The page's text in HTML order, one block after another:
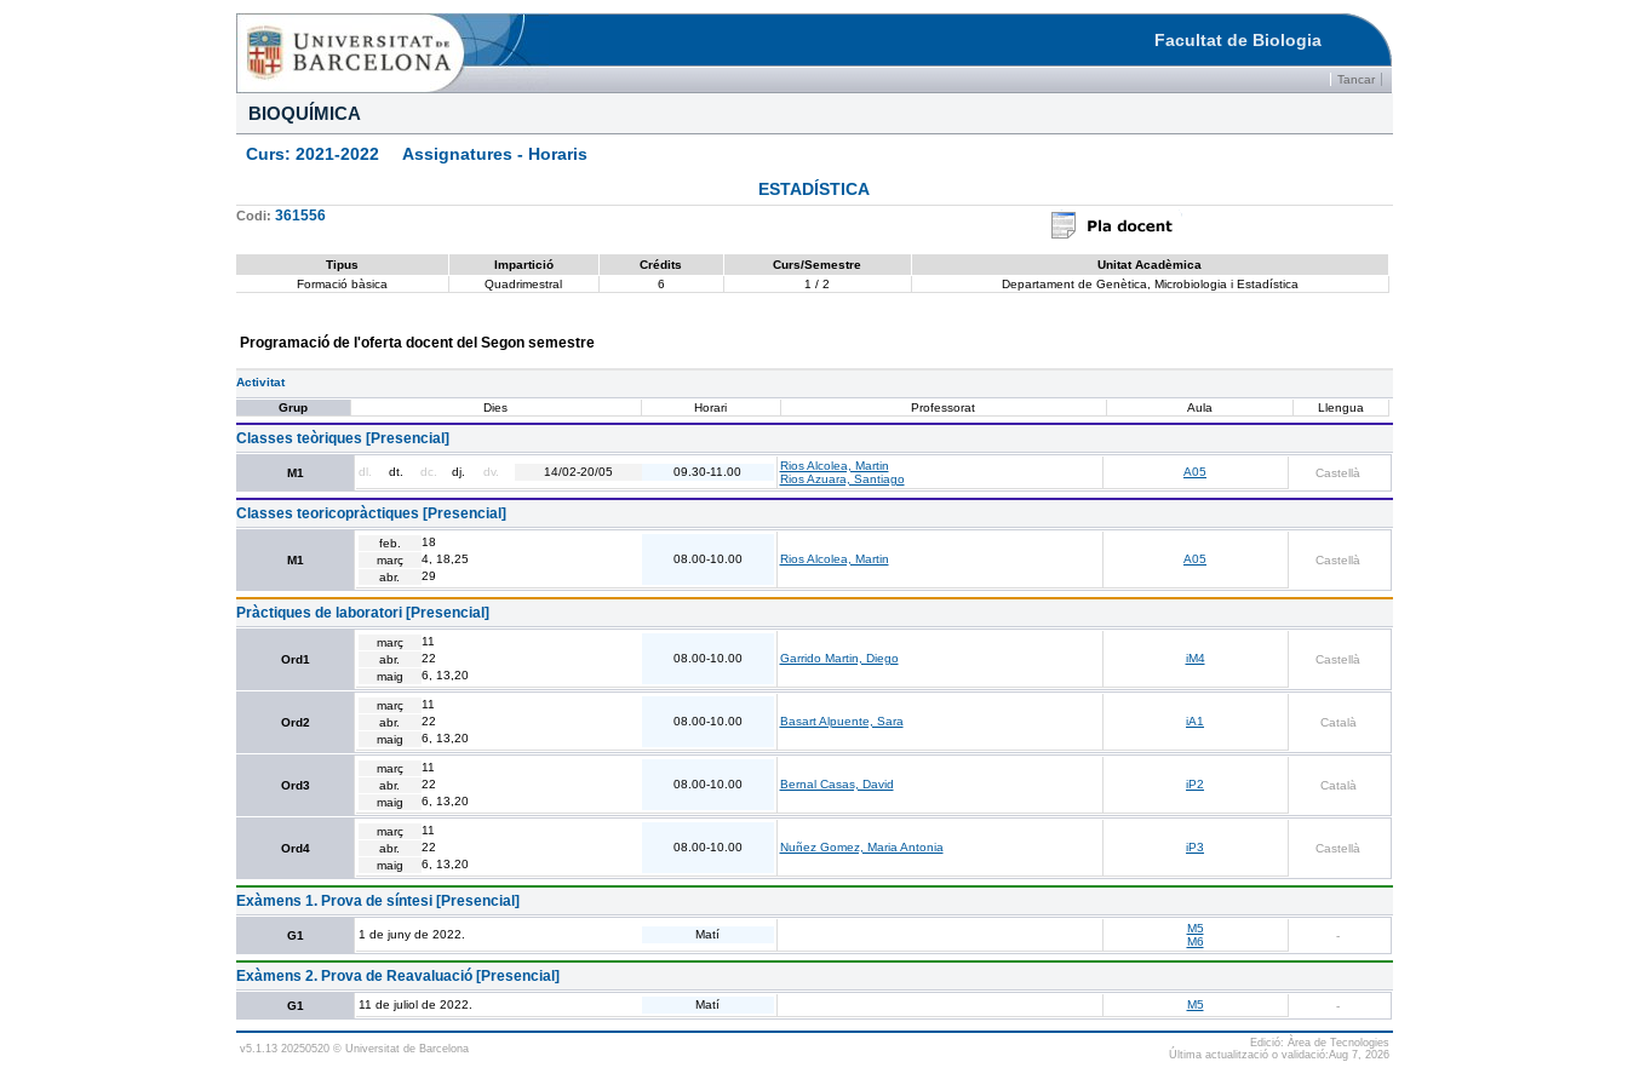
Facultat de Biologia
Tancar
BIOQUÍMICA
Curs: 2021-2022 Assignatures - Horaris
ESTADÍSTICA
Codi: 361556
Tipus Impartició Crédits Curs/Semestre
Unitat Acadèmica
Formació bàsica
Quadrimestral 6 1 / 2 Departament de Genètica, Microbiologia i Estadística
Programació de l'oferta docent del Segon semestre
Activitat
Grup
Dies Horari Professorat Aula Llengua
Classes teòriques [Presencial]
M1 dl. dt. dc. dj. dv. 14/02-20/05 09.30-11.00
Rios Alcolea, Martin
Rios Azuara, Santiago
A05 Castellà
Classes teoricopràctiques [Presencial]
M1
feb.
18
març
4, 18,25
abr.
29
08.00-10.00 Rios Alcolea, Martin A05 Castellà
Pràctiques de laboratori [Presencial]
Ord1
març
11
abr.
22
maig
6, 13,20
08.00-10.00 Garrido Martin, Diego iM4 Castellà
Ord2
març
11
abr.
22
maig
6, 13,20
08.00-10.00 Basart Alpuente, Sara iA1 Català
Ord3
març
11
abr.
22
maig
6, 13,20
08.00-10.00 Bernal Casas, David iP2 Català
Ord4
març
11
abr.
22
maig
6, 13,20
08.00-10.00 Nuñez Gomez, Maria Antonia iP3 Castellà
Exàmens 1. Prova de síntesi [Presencial]
G1 1 de juny de 2022. Matí
M5
M6
-
Exàmens 2. Prova de Reavaluació [Presencial]
G1 11 de juliol de 2022. Matí M5 -
v5.1.13 20250520 © Universitat de Barcelona
Edició: Àrea de Tecnologies
Última actualització o validació:Aug 7, 2026